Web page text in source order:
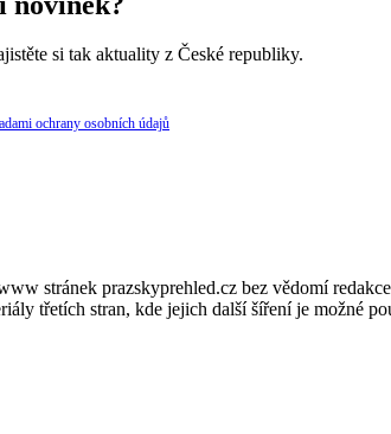
si tak aktuality z České republiky.
ochrany osobních údajů
stránek prazskyprehled.cz bez vědomí
třetích stran, kde jejich další šíření je možné